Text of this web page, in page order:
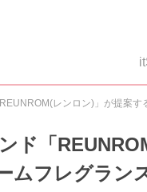
レンロン)」が提案
ド「
ムフレグラン